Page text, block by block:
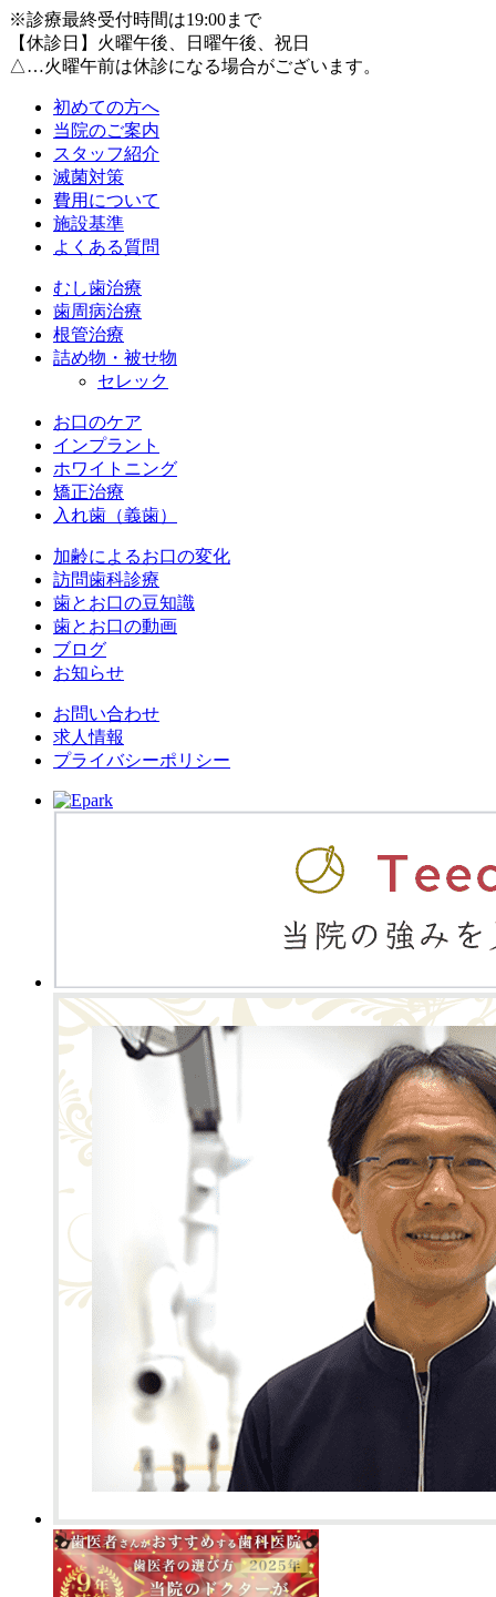
※診療最終受付時間は19:00まで
【休診日】火曜午後、日曜午後、祝日
△…火曜午前は休診になる場合がございます。
初めての方へ
当院のご案内
スタッフ紹介
滅菌対策
費用について
施設基準
よくある質問
むし歯治療
歯周病治療
根管治療
詰め物・被せ物
セレック
お口のケア
インプラント
ホワイトニング
矯正治療
入れ歯（義歯）
加齢によるお口の変化
訪問歯科診療
歯とお口の豆知識
歯とお口の動画
ブログ
お知らせ
お問い合わせ
求人情報
プライバシーポリシー